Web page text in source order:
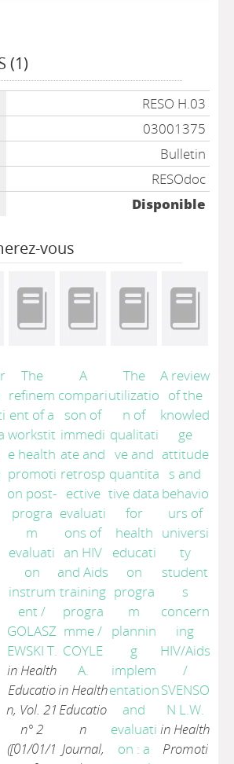
(1)
RESO H.03
03001375
Bulletin
RESOdoc
Disponible
vous
The
refinem
ent of a
workstit
e health
promoti
on post-
progra
m
evaluati
on
instrum
ent/
GOLASZ
EWSKI T.
in Health
Educatio
n, Vol. 21
n° 2
([01/01/1
A
compari
son of
immedi
ate and
retrosp
ective
evaluati
ons of
an HIV
and Aids
training
progra
mme/
COYLE
A.
in Health
Educatio
n
Journal,
The
utilizatio
n of
qualitati
ve and
quantita
tive data
for
health
educati
on
progra
m
plannin
g
implem
entation
and
evaluati
on : a
A review
of the
knowled
ge
attitude
s and
behavio
urs of
universi
ty
student
s
concern
ing
HIV/Aids
/
SVENSO
N L.W.
in Health
Promoti